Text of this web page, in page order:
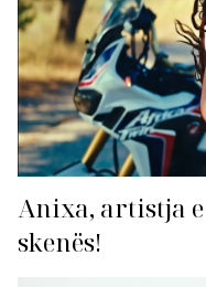
Anixa, artistja
skenës!